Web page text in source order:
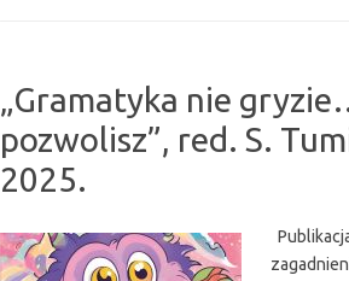
„Gramatyka nie
pozwolisz”, red. S.
2025.